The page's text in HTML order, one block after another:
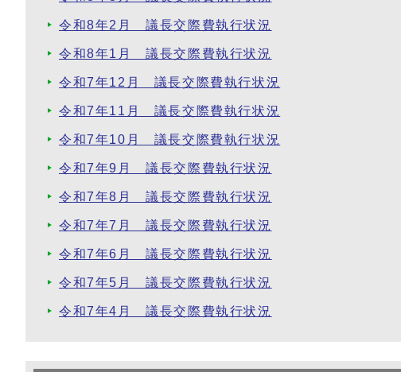
令和8年2月 議長交際費執行状況
令和8年1月 議長交際費執行状況
令和7年12月 議長交際費執行状況
令和7年11月 議長交際費執行状況
令和7年10月 議長交際費執行状況
令和7年9月 議長交際費執行状況
令和7年8月 議長交際費執行状況
令和7年7月 議長交際費執行状況
令和7年6月 議長交際費執行状況
令和7年5月 議長交際費執行状況
令和7年4月 議長交際費執行状況